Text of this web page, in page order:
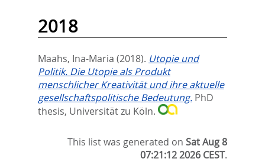
2018
Maahs, Ina-Maria (2018). Utopie und
Politik. Die Utopie als Produkt
menschlicher Kreativität und ihre aktuelle
gesellschaftspolitische Bedeutung. PhD
thesis, Universität zu Köln.
This list was generated onSat Aug 8
07:21:12 2026 CEST.